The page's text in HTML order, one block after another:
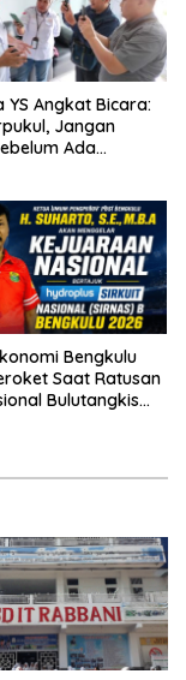
YS Angkat Bicara:
Jangan
Ada
Bengkulu
Saat Ratusan
Bulutangkis